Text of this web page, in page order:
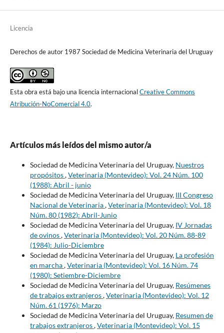
Licencia
Derechos de autor 1987 Sociedad de Medicina Veterinaria del Uruguay
Esta obra está bajo una licencia internacionalCreative Commons
Atribución-NoComercial 4.0.
Artículos más leídos del mismo autor/a
Sociedad de Medicina Veterinaria del Uruguay, Nuestros
propósitos,Veterinaria (Montevideo): Vol. 24 Núm. 100
(1988): Abril - junio
Sociedad de Medicina Veterinaria del Uruguay, III Congreso
Nacional de Veterinaria,Veterinaria (Montevideo): Vol. 18
Núm. 80 (1982): Abril-Junio
Sociedad de Medicina Veterinaria del Uruguay, IV Jornadas
de ovinos,Veterinaria (Montevideo): Vol. 20 Núm. 88-89
(1984): Julio-Diciembre
Sociedad de Medicina Veterinaria del Uruguay, La profesión
en marcha,Veterinaria (Montevideo): Vol. 16 Núm. 74
(1980): Setiembre-Diciembre
Sociedad de Medicina Veterinaria del Uruguay, Resúmenes
de trabajos extranjeros,Veterinaria (Montevideo): Vol. 12
Núm. 61 (1976): Marzo
Sociedad de Medicina Veterinaria del Uruguay, Resumen de
trabajos extranjeros,Veterinaria (Montevideo): Vol. 15